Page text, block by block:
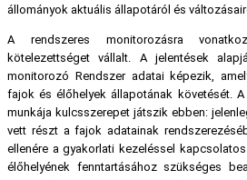
állományok aktuális állapotáról és
A rendszeres monitorozásra
kötelezettséget vállalt. A jelentések
monitorozó Rendszer adatai képezik,
fajok és élőhelyek állapotának követését.
munkája kulcsszerepet játszik ebben:
vett részt a fajok adatainak
ellenére a gyakorlati kezeléssel
élőhelyének fenntartásához szükséges